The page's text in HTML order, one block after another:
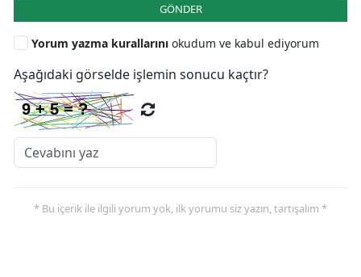
GÖNDER
Yorum yazma kurallarını okudum ve kabul ediyorum
Aşağıdaki görselde işlemin sonucu kaçtır?
* Bu içerik ile ilgili yorum yok, ilk yorumu siz yazın, tartışalım *